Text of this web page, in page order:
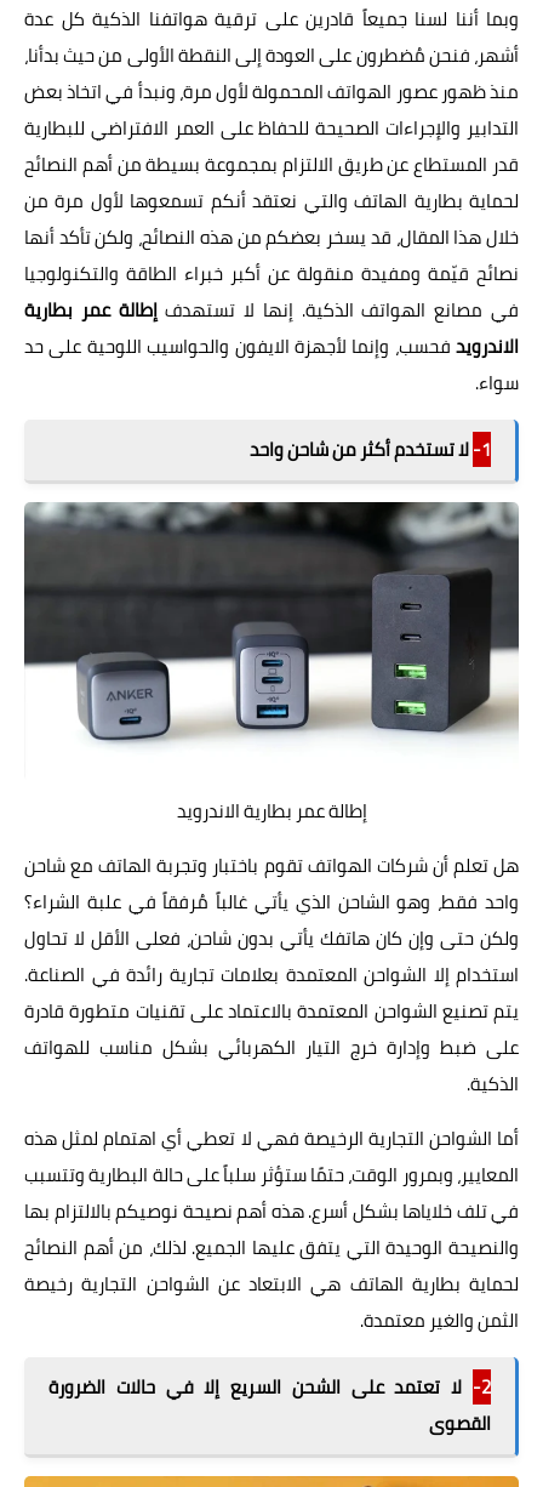
وبما أننا لسنا جميعاً قادرين على ترقية هواتفنا الذكية كل عدة
أشهر، فنحن مُضطرون على العودة إلى النقطة الأولى من حيث بدأنا،
منذ ظهور عصور الهواتف المحمولة لأول مرة، ونبدأ في اتخاذ بعض
التدابير والإجراءات الصحيحة للحفاظ على العمر الافتراضي للبطارية
قدر المستطاع عن طريق الالتزام بمجموعة بسيطة من أهم النصائح
لحماية بطارية الهاتف والتي نعتقد أنكم تسمعوها لأول مرة من
خلال هذا المقال، قد يسخر بعضكم من هذه النصائح، ولكن تأكد أنها
نصائح قيّمة ومفيدة منقولة عن أكبر خبراء الطاقة والتكنولوجيا
في مصانع الهواتف الذكية. إنها لا تستهدفإطالة عمر بطارية
الاندرويدفحسب، وإنما لأجهزة الايفون والحواسيب اللوحية على حد
سواء.
1- لا تستخدم أكثر من شاحن واحد
إطالة عمر بطارية الاندرويد
هل تعلم أن شركات الهواتف تقوم باختبار وتجربة الهاتف مع شاحن
واحد فقط، وهو الشاحن الذي يأتي غالباً مُرفقاً في علبة الشراء؟
ولكن حتى وإن كان هاتفك يأتي بدون شاحن، فعلى الأقل لا تحاول
استخدام إلا الشواحن المعتمدة بعلامات تجارية رائدة في الصناعة.
يتم تصنيع الشواحن المعتمدة بالاعتماد على تقنيات متطورة قادرة
على ضبط وإدارة خرج التيار الكهربائي بشكل مناسب للهواتف
الذكية.
أما الشواحن التجارية الرخيصة فهي لا تعطي أي اهتمام لمثل هذه
المعايير، وبمرور الوقت، حتمًا ستؤثر سلباً على حالة البطارية وتتسبب
في تلف خلاياها بشكل أسرع. هذه أهم نصيحة نوصيكم بالالتزام بها
والنصيحة الوحيدة التي يتفق عليها الجميع. لذلك، من أهم النصائح
لحماية بطارية الهاتف هي الابتعاد عن الشواحن التجارية رخيصة
الثمن والغير معتمدة.
2- لا تعتمد على الشحن السريع إلا في حالات الضرورة
القصوى